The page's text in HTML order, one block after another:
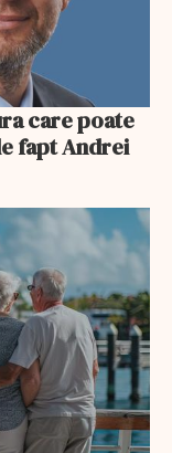
care poate
fapt Andrei